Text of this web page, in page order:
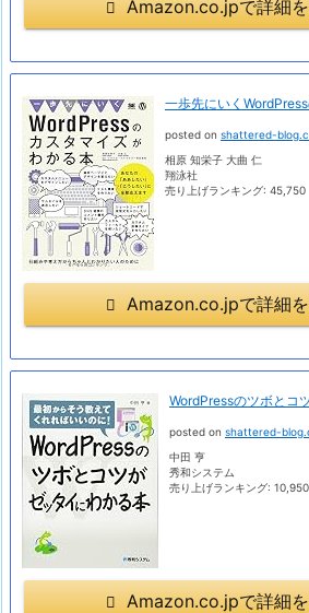
Amazon.co.jpで詳細
一歩先にいく
posted on shattered-
相原 知栄子 大曲 仁
翔泳社
売り上げランキング: 45,750
Amazon.co.jpで詳細
WordPressのツボとコ
posted on shattered-
中田 亨
秀和システム
売り上げランキング: 10,950
Amazon.co.jpで詳細